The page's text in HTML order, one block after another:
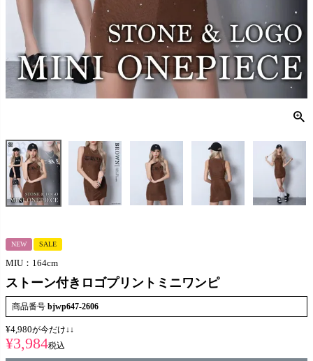
NEW SALE
MIU：164cm
ストーン付きロゴプリントミニワンピ
商品番号 bjwp647-2606
¥4,980が今だけ↓↓
¥3,984税込